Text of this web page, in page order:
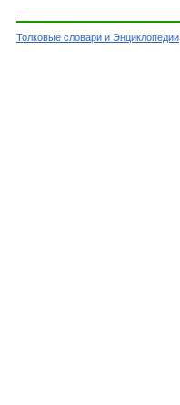
Толковые словари и Энциклопедии